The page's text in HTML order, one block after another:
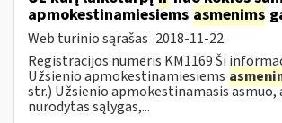
apmokestinamiesiems asmenims
Web turinio sąrašas 2018-11-22
Registracijos numeris KM1169 Ši
Užsienio apmokestinamiesiems
str.) Užsienio apmokestinamasis
nurodytas sąlygas,...